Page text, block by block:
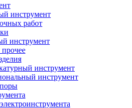
инструмент
работ
инструмент
инструмент
инструмент